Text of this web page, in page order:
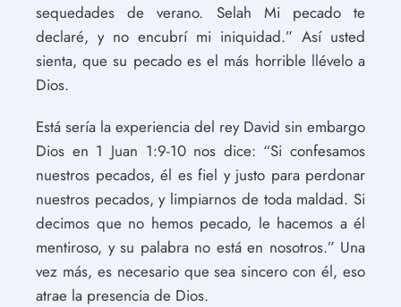
sequedades de verano. Selah Mi pecado te
declaré, y no encubrí mi iniquidad.” Así usted
sienta, que su pecado es el más horrible llévelo a
Dios.
Está sería la experiencia del rey David sin embargo
Dios en 1 Juan 1:9-10 nos dice: “Si confesamos
nuestros pecados, él es fiel y justo para perdonar
nuestros pecados, y limpiarnos de toda maldad. Si
decimos que no hemos pecado, le hacemos a él
mentiroso, y su palabra no está en nosotros.” Una
vez más, es necesario que sea sincero con él, eso
atrae la presencia de Dios.